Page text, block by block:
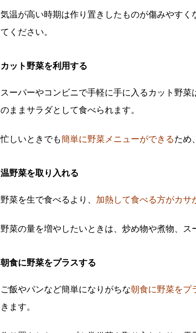
気温が高い時期は作り置きしたものが傷みやす
てください。
カット野菜を利用する
スーパーやコンビニで手軽に手に入るカット野
のままサラダとして食べられます。
忙しいときでも簡単に野菜メニューができるため
温野菜を取り入れる
野菜を生で食べるより、 加熱して食べる方がカサ
野菜の量を増やしたいときは、炒め物や煮物、ス
朝食に野菜をプラスする
ご飯やパンなど簡単になりがちな朝食に野菜をプ
きます。